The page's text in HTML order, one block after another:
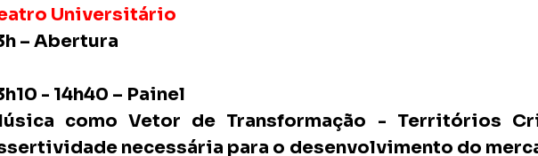
Universitário
– Abertura
- 14h40 – Painel
como Vetor de Transformação - Territórios
necessária para o desenvolvimento do